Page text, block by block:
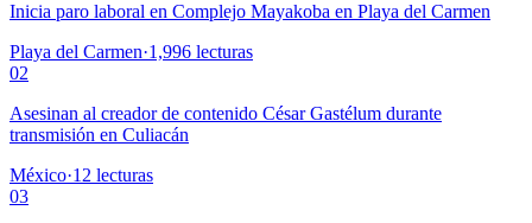
Inicia paro laboral en Complejo Mayakoba en Playa del Carmen
Playa del Carmen·1,996 lecturas
02
Asesinan al creador de contenido César Gastélum durante
transmisión en Culiacán
México·12 lecturas
03